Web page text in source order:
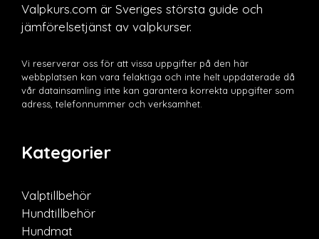
Valpkurs.com är Sveriges största guide och
jämförelsetjänst av valpkurser.
Vi reserverar oss för att vissa uppgifter på den här
webbplatsen kan vara felaktiga och inte helt uppdaterade då
vår datainsamling inte kan garantera korrekta uppgifter som
adress, telefonnummer och verksamhet.
Kategorier
Valptillbehör
Hundtillbehör
Hundmat